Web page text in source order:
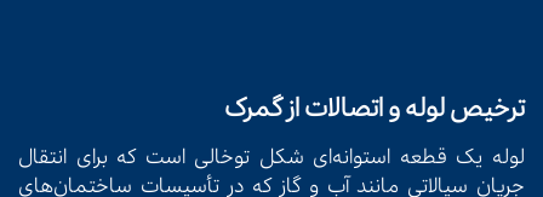
ترخیص لوله و اتصالات از گمرک
لوله یک قطعه استوانه‌ای شکل توخالی است که برای انتقال
جریان سیالاتی مانند آب و گاز که در تأسیسات ساختمان‌های